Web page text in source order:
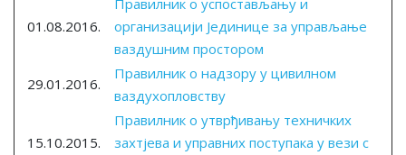
01.08.2016.
Правилник о успостављању и
организацији Јединице за управљање
ваздушним простором
29.01.2016.
Правилник о надзору у цивилном
ваздухопловству
15.10.2015.
Правилник о утврђивању техничких
захтјева и управних поступака у вези с